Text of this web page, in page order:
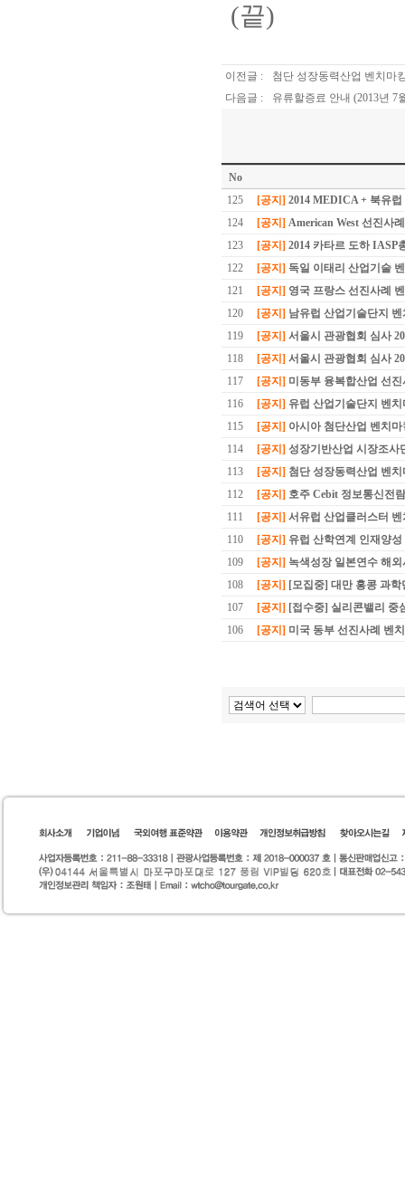
(끝)
이전글 :
첨단 성장동력산업 벤치마
다음글 :
유류할증료 안내 (2013년 7
No
125
[공지] 2014 MEDICA + 북유럽
124
[공지] American West 선진사
123
[공지] 2014 카타르 도하 IASP
122
[공지] 독일 이태리 산업기술
121
[공지] 영국 프랑스 선진사례
120
[공지] 남유럽 산업기술단지
119
[공지] 서울시 관광협회 심사
118
[공지] 서울시 관광협회 심사
117
[공지] 미동부 융복합산업 선
116
[공지] 유럽 산업기술단지 벤치
115
[공지] 아시아 첨단산업 벤치마
114
[공지] 성장기반산업 시장조사
113
[공지] 첨단 성장동력산업 벤치
112
[공지] 호주 Cebit 정보통신전
111
[공지] 서유럽 산업클러스터
110
[공지] 유럽 산학연계 인재양
109
[공지] 녹색성장 일본연수 해외
108
[공지] [모집중] 대만 홍콩 과
107
[공지] [접수중] 실리콘밸리 중
106
[공지] 미국 동부 선진사례 벤